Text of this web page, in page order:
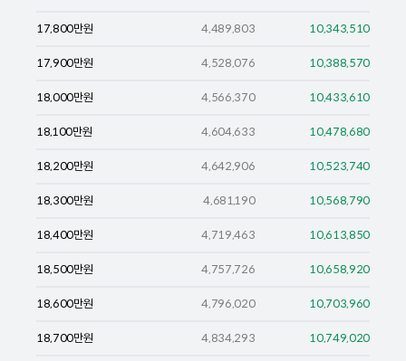
17,800만원 4,489,803 10,343,510
17,900만원 4,528,076 10,388,570
18,000만원 4,566,370 10,433,610
18,100만원 4,604,633 10,478,680
18,200만원 4,642,906 10,523,740
18,300만원 4,681,190 10,568,790
18,400만원 4,719,463 10,613,850
18,500만원 4,757,726 10,658,920
18,600만원 4,796,020 10,703,960
18,700만원 4,834,293 10,749,020